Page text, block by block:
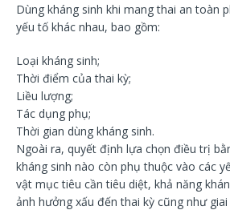
Dùng kháng sinh khi mang thai an toàn
yếu tố khác nhau, bao gồm:
Loại kháng sinh;
Thời điểm của thai kỳ;
Liều lượng;
Tác dụng phụ;
Thời gian dùng kháng sinh.
Ngoài ra, quyết định lựa chọn điều trị
kháng sinh nào còn phụ thuộc vào các
vật mục tiêu cần tiêu diệt, khả năng
ảnh hưởng xấu đến thai kỳ cũng như